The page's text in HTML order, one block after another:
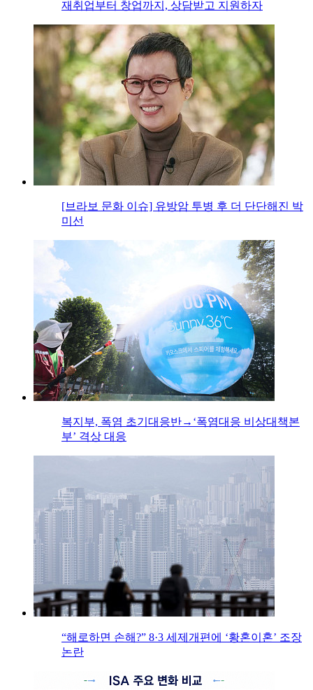
재취업부터 창업까지, 상담받고 지원하자
[브라보 문화 이슈] 유방암 투병 후 더 단단해진 박
미선
복지부, 폭염 초기대응반→‘폭염대응 비상대책본
부’ 격상 대응
“해로하면 손해?” 8·3 세제개편에 ‘황혼이혼’ 조장
논란